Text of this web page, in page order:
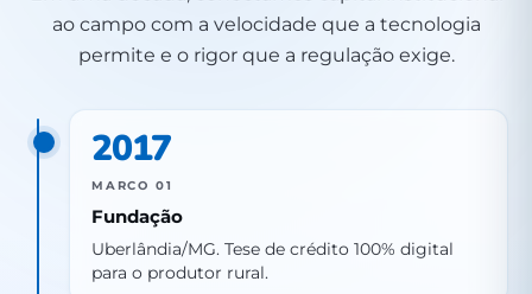
ao campo com a velocidade que a tecnologia
permite e o rigor que a regulação exige.
2017
MARCO 01
Fundação
Uberlândia/MG. Tese de crédito 100% digital
para o produtor rural.